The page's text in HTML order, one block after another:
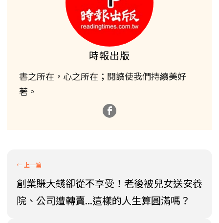
時報出版
書之所在，心之所在；閱讀使我們持續美好
著。
創業賺大錢卻從不享受！老後被兒女送安養
院、公司遭轉賣...這樣的人生算圓滿嗎？